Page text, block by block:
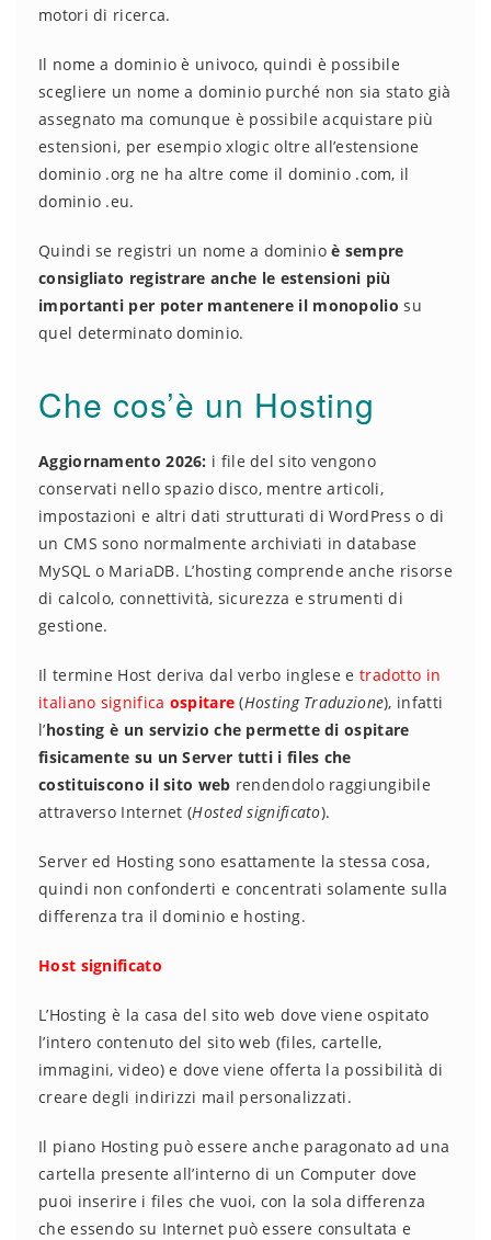
motori di ricerca.
Il nome a dominio è univoco, quindi è possibile
scegliere un nome a dominio purché non sia stato già
assegnato ma comunque è possibile acquistare più
estensioni, per esempio xlogic oltre all’estensione
dominio .org ne ha altre come il dominio .com, il
dominio .eu.
Quindi se registri un nome a dominioè sempre
consigliato registrare anche le estensioni più
importanti per poter mantenere il monopolio su
quel determinato dominio.
Che cos’è un Hosting
Aggiornamento 2026: i file del sito vengono
conservati nello spazio disco, mentre articoli,
impostazioni e altri dati strutturati di WordPress o di
un CMS sono normalmente archiviati in database
MySQL o MariaDB. L’hosting comprende anche risorse
di calcolo, connettività, sicurezza e strumenti di
gestione.
Il termine Host deriva dal verbo inglese e tradotto in
italiano significa ospitare (Hosting Traduzione), infatti
l’hosting è un servizio che permette di ospitare
fisicamente su un Server tutti i files che
costituiscono il sito web rendendolo raggiungibile
attraverso Internet (Hosted significato).
Server ed Hosting sono esattamente la stessa cosa,
quindi non confonderti e concentrati solamente sulla
differenza tra il dominio e hosting.
Host significato
L’Hosting è la casa del sito web dove viene ospitato
l’intero contenuto del sito web (files, cartelle,
immagini, video) e dove viene offerta la possibilità di
creare degli indirizzi mail personalizzati.
Il piano Hosting può essere anche paragonato ad una
cartella presente all’interno di un Computer dove
puoi inserire i files che vuoi, con la sola differenza
che essendo su Internet può essere consultata e